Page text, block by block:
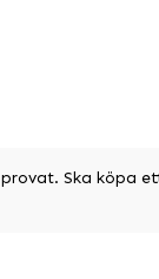
Ska köpa